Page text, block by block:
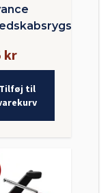
kr
Tilføj til